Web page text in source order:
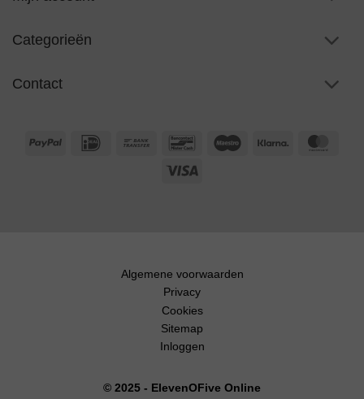
Categorieën
Contact
PayPal IDeal
Bank
BancontactMaestro Klarna
Algemene voorwaarden
Privacy
Cookies
Sitemap
Inloggen
© 2025 - ElevenOFive Online